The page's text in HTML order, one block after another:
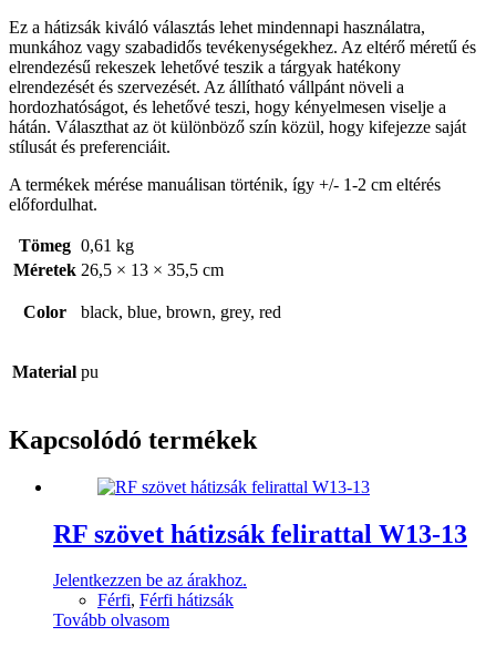
Ez a hátizsák kiváló választás lehet mindennapi használatra,
munkához vagy szabadidős tevékenységekhez. Az eltérő méretű és
elrendezésű rekeszek lehetővé teszik a tárgyak hatékony
elrendezését és szervezését. Az állítható vállpánt növeli a
hordozhatóságot, és lehetővé teszi, hogy kényelmesen viselje a
hátán. Választhat az öt különböző szín közül, hogy kifejezze saját
stílusát és preferenciáit.
A termékek mérése manuálisan történik, így +/- 1-2 cm eltérés
előfordulhat.
Tömeg 0,61 kg
Méretek 26,5 × 13 × 35,5 cm
Color black, blue, brown, grey, red
Material pu
Kapcsolódó termékek
RF szövet hátizsák felirattal W13-13
Jelentkezzen be az árakhoz.
Férfi, Férfi hátizsák
Tovább olvasom